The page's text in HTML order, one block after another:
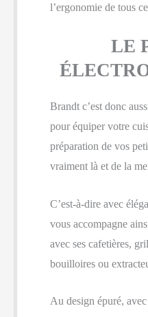
l’ergonomie de tous
LE
Brandt c’est donc
pour équiper votre
préparation de vos
vraiment là et de la
C’est-à-dire avec
vous accompagne
avec ses cafetières,
bouilloires ou
Au design épuré,